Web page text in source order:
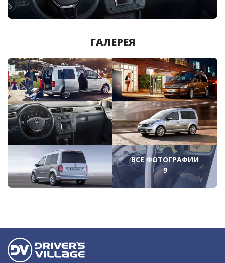
ГАЛЕРЕЯ
ВСЕ ФОТОГРАФИИ
9